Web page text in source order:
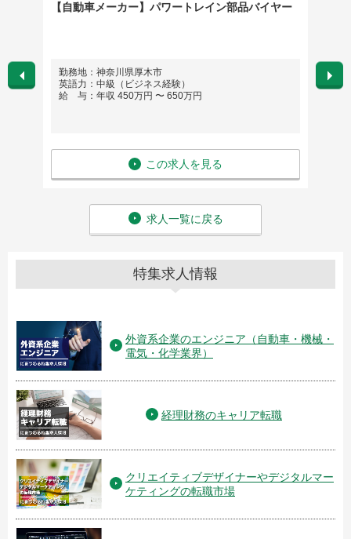
【自動車メーカー】パワートレイン部品バイヤー
勤務地：神奈川県厚木市
英語力：中級（ビジネス経験）
給 与：年収 450万円 〜 650万円
この求人を見る
勤務
英語
求人一覧に戻る
特集求人情報
外資系企業のエンジニア（自動車・機械・
電気・化学業界）
経理財務のキャリア転職
クリエイティブデザイナーやデジタルマー
ケティングの転職市場